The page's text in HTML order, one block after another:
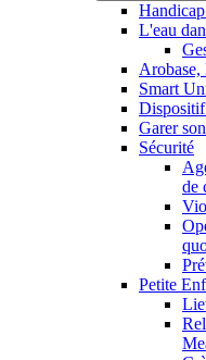
L'eau
Arobase,
Smart
Dispositif
Garer
Sécurité
de
Petite